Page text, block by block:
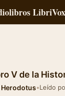
LibriVox
V de la
Herodotus•Leído